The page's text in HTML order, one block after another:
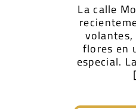
La calle
flores en
especial.